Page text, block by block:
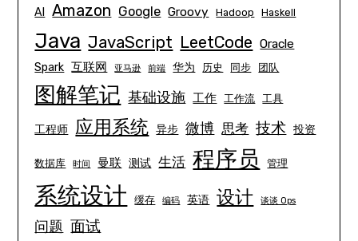
AI Amazon Google Groovy Hadoop Haskell
Java JavaScript LeetCode Oracle
Spark 互联网 亚马逊 前端 华为 历史 同步 团队
图解笔记 基础设施 工作 工作流 工具
工程师 应用系统 异步 微博 思考 技术 投资
数据库 时间 曼联 测试 生活 程序员 管理
系统设计 缓存 编码 英语 设计 谈谈 Ops
问题 面试